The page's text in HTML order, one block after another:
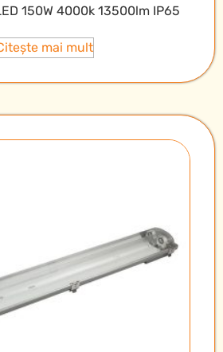
150W 4000k 13500lm IP65
mai mult